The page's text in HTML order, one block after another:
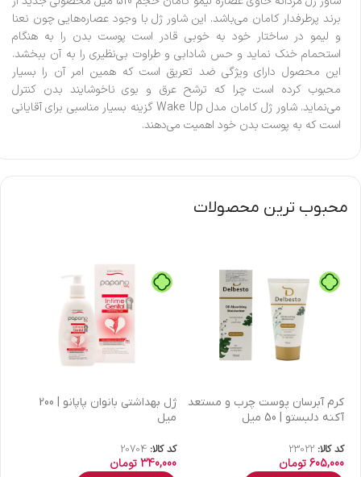
برند پرطرفدار کامان می‌باشد. این شاور ژل با وجود عصاره‌هایی چون نعنا
و لیمو در ساختار خود به خوبی قادر است پوست بدن را به هنگام
استحمام خنک نماید و حس شادابی و طراوت بی‌نظیری را به آن ببخشد.
این محصول دارای ویژگی ضد تعریق است که همین امر آن را بسیار
محبوب کرده است چرا که ترشح عرق و بوی ناخوشایند بدن کنترل
می‌نماید. شاور ژل کامان مدل Wake Up گزینه بسیار مناسبی برای آقایانی
است که به پوست بدن خود اهمیت می‌دهند.
محبوب ترین محصولات
كرم آبرسان پوست چرب و مستعد
آکنه دلبستو | 50 میل
کد کالا: 23022
605,000تومان
ژل بهداشتی بانوان پاپانو | 200
میل
کد کالا: 20704
340,000تومان